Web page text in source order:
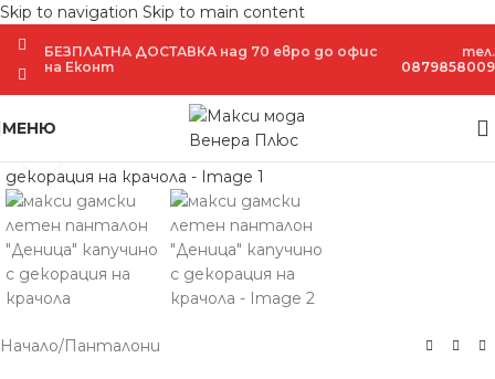
Skip to navigation Skip to main content
БЕЗПЛАТНА ДОСТАВКА над 70 евро до офис
на Еконт
тел.
0879858009
МЕНЮ
Начало/Панталони